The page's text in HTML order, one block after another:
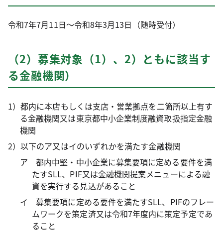
令和7年7月11日～令和8年3月13日（随時受付）
（2）募集対象（1）、2）ともに該当す
る金融機関）
1）都内に本店もしくは支店・営業拠点を二箇所以上有す
る金融機関又は東京都中小企業制度融資取扱指定金融
機関
2）以下のア又はイのいずれかを満たす金融機関
ア 都内中堅・中小企業に募集要項に定める要件を満
たすSLL、PIF又は金融機関提案メニューによる融
資を実行する見込があること
イ 募集要項に定める要件を満たすSLL、PIFのフレー
ムワークを策定済又は令和7年度内に策定予定であ
ること